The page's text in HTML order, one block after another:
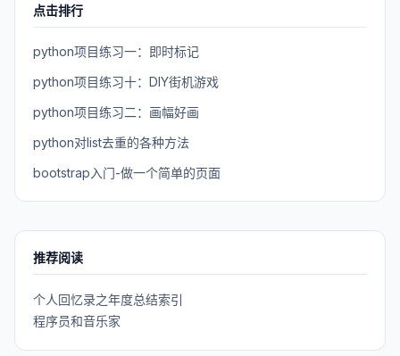
点击排行
python项目练习一：即时标记
python项目练习十：DIY街机游戏
python项目练习二：画幅好画
python对list去重的各种方法
bootstrap入门-做一个简单的页面
推荐阅读
个人回忆录之年度总结索引
程序员和音乐家